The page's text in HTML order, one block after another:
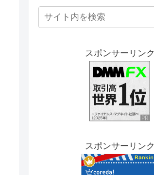
スポンサーリンク
スポンサーリンク